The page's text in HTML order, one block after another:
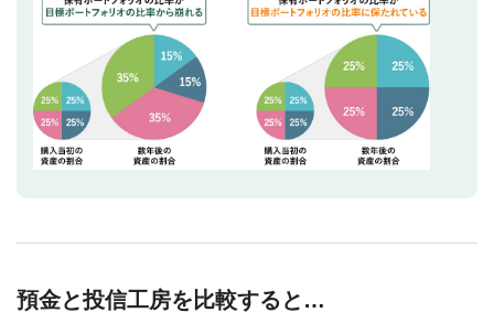
預金と投信工房を比較すると…